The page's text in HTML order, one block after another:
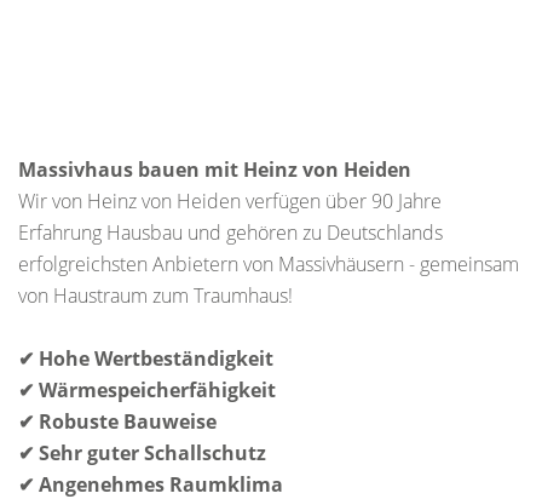
Massivhaus bauen mit Heinz von Heiden
Wir von Heinz von Heiden verfügen über 90 Jahre
Erfahrung Hausbau und gehören zu Deutschlands
erfolgreichsten Anbietern von Massivhäusern - gemeinsam
von Haustraum zum Traumhaus!
✔ Hohe Wertbeständigkeit
✔ Wärmespeicherfähigkeit
✔ Robuste Bauweise
✔ Sehr guter Schallschutz
✔ Angenehmes Raumklima